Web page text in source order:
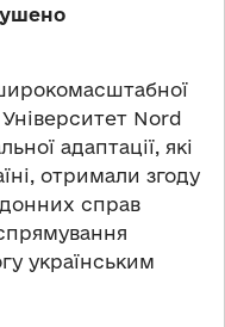
Університет Nord
адаптації, які
отримали згоду
справ
українським